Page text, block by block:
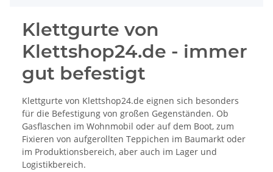
Klettgurte von
Klettshop24.de - immer
gut befestigt
Klettgurte von Klettshop24.de eignen sich besonders
für die Befestigung von großen Gegenständen. Ob
Gasflaschen im Wohnmobil oder auf dem Boot, zum
Fixieren von aufgerollten Teppichen im Baumarkt oder
im Produktionsbereich, aber auch im Lager und
Logistikbereich.